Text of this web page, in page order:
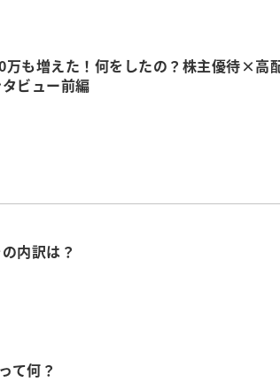
万も増えた！何をしたの？株主優待×高
ビュー前編
内訳は？
て何？